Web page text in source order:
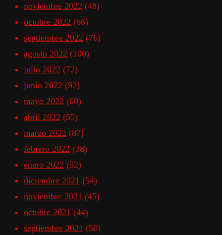
noviembre 2022 (48)
octubre 2022 (66)
septiembre 2022 (76)
agosto 2022 (100)
julio 2022 (72)
junio 2022 (92)
mayo 2022 (60)
abril 2022 (55)
marzo 2022 (87)
febrero 2022 (38)
enero 2022 (52)
diciembre 2021 (54)
noviembre 2021 (45)
octubre 2021 (44)
septiembre 2021 (50)